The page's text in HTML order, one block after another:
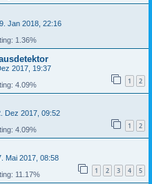
Jan 2018, 22:16
1.36%
2017, 19:37
1 2
4.09%
Dez 2017, 09:52
1 2
4.09%
Mai 2017, 08:58
1 2 3 4 5
11.17%